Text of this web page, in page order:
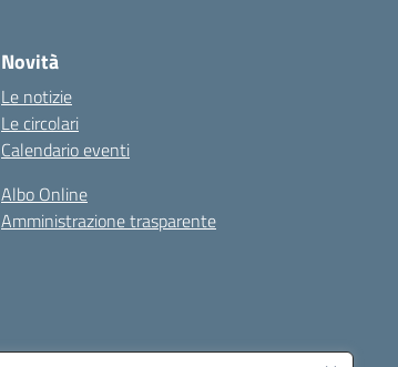
Novità
Le notizie
Le circolari
Calendario eventi
Albo Online
Amministrazione trasparente